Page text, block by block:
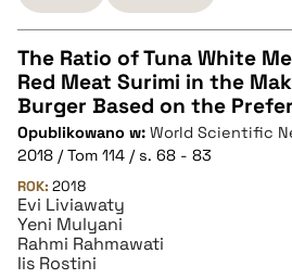
CZYSTY TEKST
pobierz cytat
BIBTEX
The Ratio of Tuna White
Red Meat Surimi in the
Burger Based on the
Opublikowano w: World Scientific
2018 / Tom 114 / s. 68 - 83
ROK: 2018
Evi Liviawaty
Yeni Mulyani
Rahmi Rahmawati
Iis Rostini